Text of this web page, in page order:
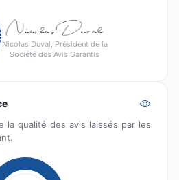
Nicolas Duval, Président de la
Société des Avis Garantis
la qualité des avis laissés par les